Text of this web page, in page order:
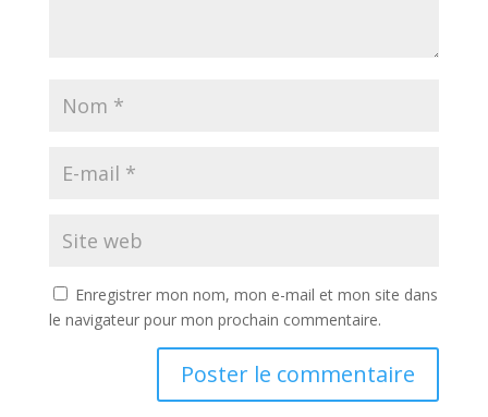
Enregistrer mon nom, mon e-mail et mon site dans
le navigateur pour mon prochain commentaire.